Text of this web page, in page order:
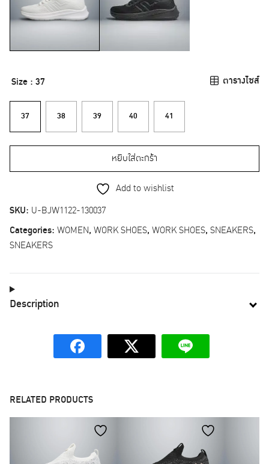
Size : 37
37 38 39 40 41
ตารางไซส์
หยิบใส่ตะกร้า
Add to wishlist
SKU: U-BJW1122-130037
Categories: WOMEN, WORK SHOES, WORK SHOES, SNEAKERS,
SNEAKERS
Description
RELATED PRODUCTS